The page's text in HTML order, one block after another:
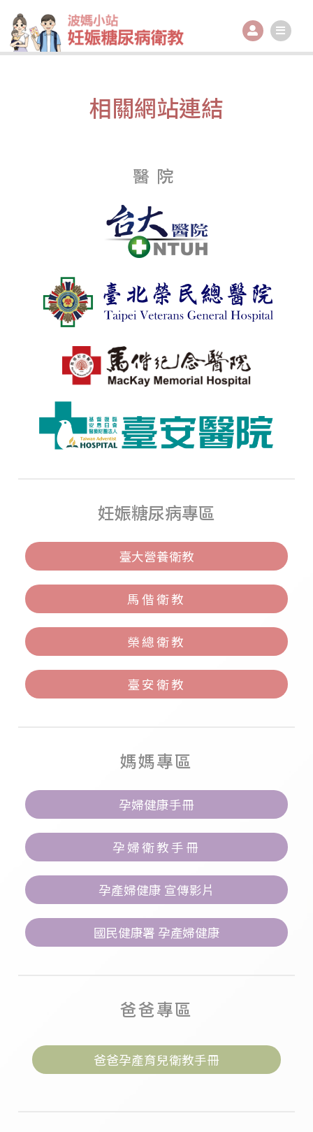
跳
至
主
相關網站連結
醫院
妊娠糖尿病專區
臺大營養衛教
馬偕衛教
榮總衛教
臺安衛教
媽媽專區
孕婦健康手冊
孕婦衛教手冊
​孕產婦健康 宣傳影片
國民健康署 孕產婦健康
爸爸專區
爸爸孕產育兒衛教手冊